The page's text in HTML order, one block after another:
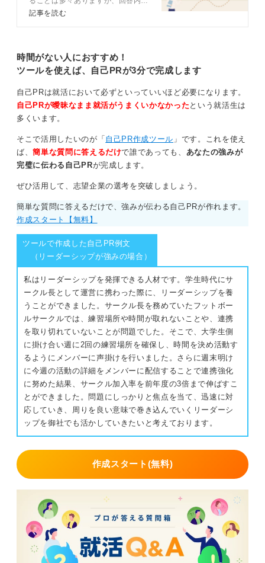
が、とらえ方によっては八方美人とみられてしまうかも
ても大丈夫です。
可能性もあるかと思いますが、主体性や責任感がないと
みなされることが特にマイナスに働く業界としては、や
や懸念されるかもしれません。
1
や言葉の選び方に迷っている人もい
記事では採用経験のあるキャリアコ
ンサルタントと一緒に面接での長
所・短所の回答方法やコツを解説し
記事を読む
時間がない人におすすめ！
ツールを使えば、自己PRが3分で完成します
自己PRは就活において必ずといっていいほど必要になります。
自己PRが曖昧なまま就活がうまくいかなかった という就活生は
多くいます。
そこで活用したいのが「 自己PR作成ツール 」です。これを使え
ば、簡単な質問に答えるだけで誰であっても、 あなたの強みが
完璧に伝わる自己PRが完成します。
ぜひ活用して、志望企業の選考を突破しましょう。
簡単な質問に答えるだけで、強みが伝わる自己PRが作れます。
作成スタート【無料】
ツールで作成した自己PR例文
（リーダーシップが強みの場合）
私はリーダーシップを発揮できる人材です。学生時代にサ
ークル長として運営に携わった際に、リーダーシップを養
うことができました。サークル長を務めていたフットボー
ルサークルでは、練習場所や時間が取れないことや、連携
を取り切れていないことが問題でした。そこで、大学生側
に掛け合い週に2回の練習場所を確保し、時間を決め活動す
るようにメンバーに声掛けを行いました。さらに週末明け
に今週の活動の詳細をメンバーに配信することで連携強化
に努めた結果、サークル加入率を前年度の3倍まで伸ばすこ
とができました。問題にしっかりと焦点を当て、迅速に対
応していき、周りを良い意味で巻き込んでいくリーダーシ
ップを御社でも活かしていきたいと考えております。
作成スタート(無料)